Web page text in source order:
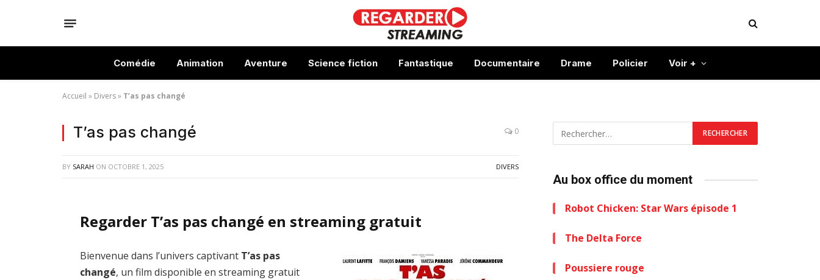
Comédie Animation Aventure Science fiction Fantastique Documentaire Drame Policier Voir +
Accueil » Divers» T’as pas changé
T’as pas changé 0
BY SARAH ON OCTOBRE 1, 2025 DIVERS
Regarder T’as pas changé en streaming gratuit
Bienvenue dans l’univers captivant T’as pas
changé, un film disponible en streaming gratuit
Au box office du moment
Robot Chicken: Star Wars épisode 1
The Delta Force
Poussiere rouge